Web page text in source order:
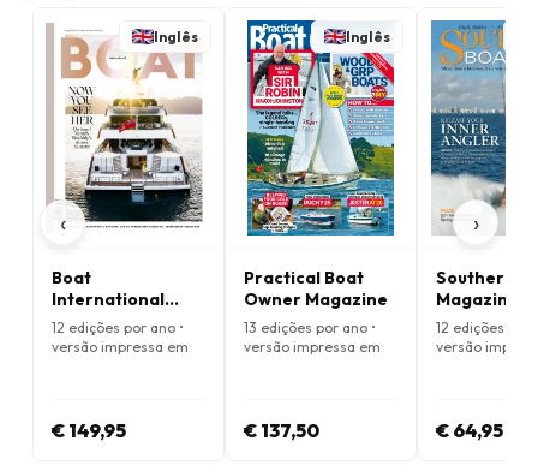
‹
Inglês
Boat
International
Magazine
12 edições por ano •
versão impressa em
€ 149,95
Inglês
Practical Boat
Owner Magazine
13 edições por ano •
versão impressa em
€ 137,50
Southern
Magazine
12 edições por
versão
€ 64,95
›